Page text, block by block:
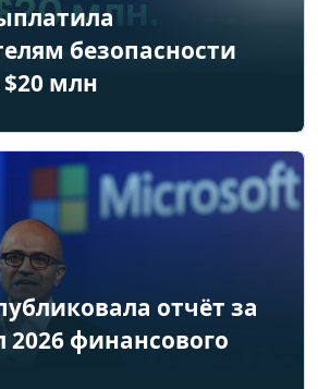
безопасности
млн
отчёт за
2026 финансового